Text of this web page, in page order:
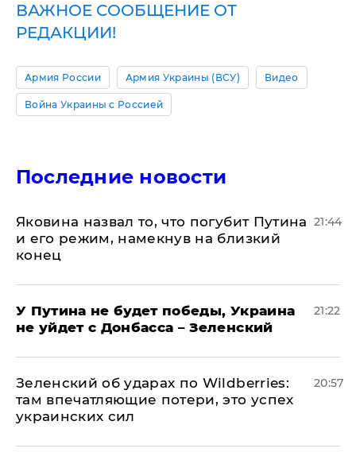
ВАЖНОЕ СООБЩЕНИЕ ОТ
РЕДАКЦИИ!
Армия России Армия Украины (ВСУ) Видео
Война Украины с Россией
Последние новости
Яковина назвал то, что погубит Путина
и его режим, намекнув на близкий
конец
21:44
У Путина не будет победы, Украина
не уйдет с Донбасса – Зеленский
21:22
Зеленский об ударах по Wildberries:
там впечатляющие потери, это успех
украинских сил
20:57